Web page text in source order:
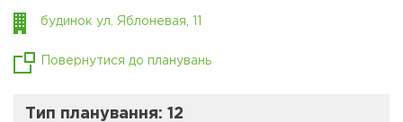
будинок ул. Яблоневая, 11
Повернутися до планувань
Тип планування: 12